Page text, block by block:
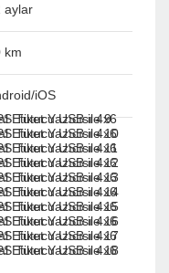
aylar
km
iOS